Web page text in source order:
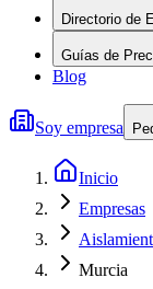
Directorio de
Guías de
Blog
Soy empresa
Inicio
Empresas
Murcia